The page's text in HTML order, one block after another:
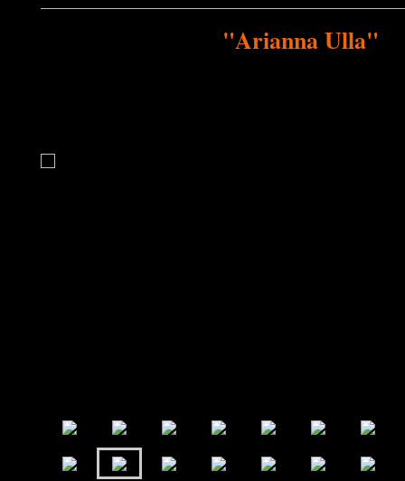
"Arianna Ulla"